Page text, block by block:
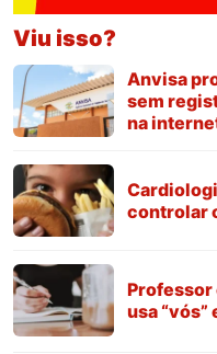
Viu isso?
Anvisa
sem
na
controlar
Professor
usa “vós”